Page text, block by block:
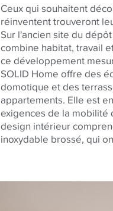
Ceux qui souhaitent
réinventent trouveront
Sur l'ancien site du
combine habitat, travail
ce développement
SOLID Home offre des
domotique et des
appartements. Elle est
exigences de la mobilité
design intérieur
inoxydable brossé, qui